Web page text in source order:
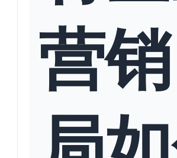
营